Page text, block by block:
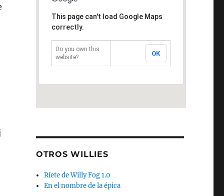
This page can't load Google Maps
correctly.
Do you own this
website?
OK
OTROS WILLIES
Ríete de Willy Fog 1.0
En el nombre de la épica